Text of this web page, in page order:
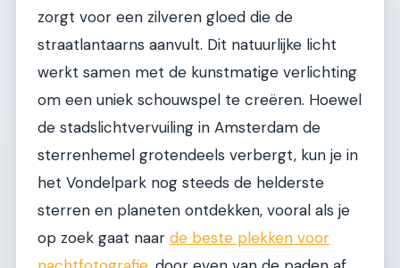
zorgt voor een zilveren gloed die de
straatlantaarns aanvult. Dit natuurlijke licht
werkt samen met de kunstmatige verlichting
om een uniek schouwspel te creëren. Hoewel
de stadslichtvervuiling in Amsterdam de
sterrenhemel grotendeels verbergt, kun je in
het Vondelpark nog steeds de helderste
sterren en planeten ontdekken, vooral als je
op zoek gaat naar de beste plekken voor